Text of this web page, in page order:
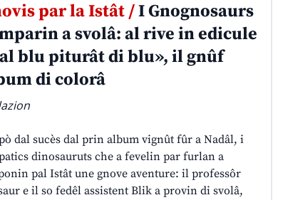
par la Istât /I Gnognosaurs
a svolâ: al rive in edicule
blu piturât di blu», il gnûf
di colorâ
dal sucès dal prin album vignût fûr a Nadâl, i
dinosauruts che a fevelin par furlan a
pal Istât une gnove aventure: il professôr
e il so fedêl assistent Blik a provin di svolâ,